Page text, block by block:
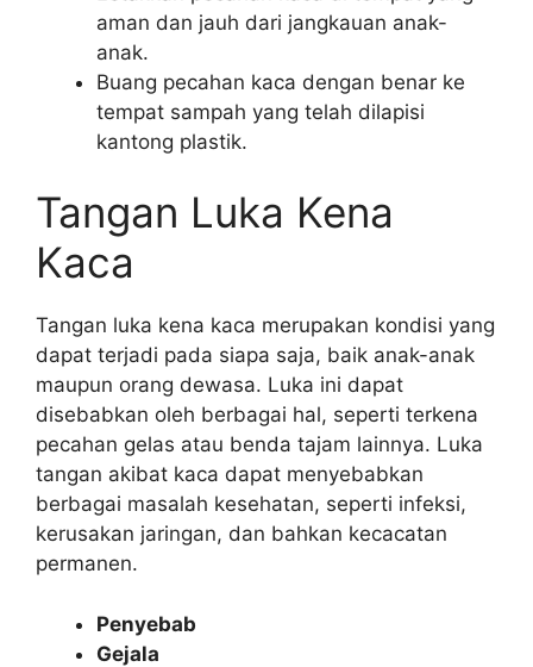
aman dan jauh dari jangkauan anak-
anak.
Buang pecahan kaca dengan benar ke
tempat sampah yang telah dilapisi
kantong plastik.
Tangan Luka Kena
Kaca
Tangan luka kena kaca merupakan kondisi yang
dapat terjadi pada siapa saja, baik anak-anak
maupun orang dewasa. Luka ini dapat
disebabkan oleh berbagai hal, seperti terkena
pecahan gelas atau benda tajam lainnya. Luka
tangan akibat kaca dapat menyebabkan
berbagai masalah kesehatan, seperti infeksi,
kerusakan jaringan, dan bahkan kecacatan
permanen.
Penyebab
Gejala